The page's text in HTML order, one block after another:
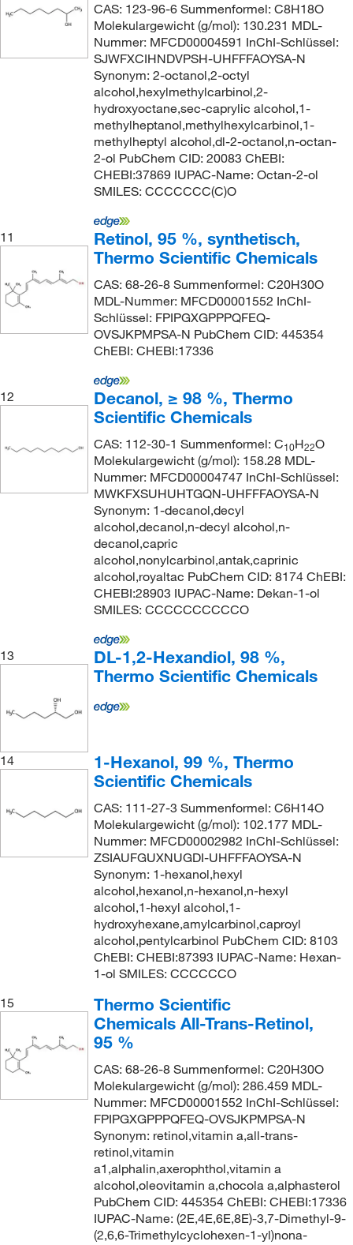
CAS: 123-96-6 Summenformel: C8H18O
Molekulargewicht (g/mol): 130.231 MDL-
Nummer: MFCD00004591 InChI-Schlüssel:
SJWFXCIHNDVPSH-UHFFFAOYSA-N
Synonym: 2-octanol,2-octyl
alcohol,hexylmethylcarbinol,2-
hydroxyoctane,sec-caprylic alcohol,1-
methylheptanol,methylhexylcarbinol,1-
methylheptyl alcohol,dl-2-octanol,n-octan-
2-ol PubChem CID: 20083 ChEBI:
CHEBI:37869 IUPAC-Name: Octan-2-ol
SMILES: CCCCCCC(C)O
11
Retinol, 95 %, synthetisch,
Thermo Scientific Chemicals
CAS: 68-26-8 Summenformel: C20H30O
MDL-Nummer: MFCD00001552 InChI-
Schlüssel: FPIPGXGPPPQFEQ-
OVSJKPMPSA-N PubChem CID: 445354
ChEBI: CHEBI:17336
12
Decanol, ≥ 98 %, Thermo
Scientific Chemicals
CAS: 112-30-1 Summenformel: C10H22O
Molekulargewicht (g/mol): 158.28 MDL-
Nummer: MFCD00004747 InChI-Schlüssel:
MWKFXSUHUHTGQN-UHFFFAOYSA-N
Synonym: 1-decanol,decyl
alcohol,decanol,n-decyl alcohol,n-
decanol,capric
alcohol,nonylcarbinol,antak,caprinic
alcohol,royaltac PubChem CID: 8174 ChEBI:
CHEBI:28903 IUPAC-Name: Dekan-1-ol
SMILES: CCCCCCCCCCO
13
DL-1,2-Hexandiol, 98 %,
Thermo Scientific Chemicals
14
1-Hexanol, 99 %, Thermo
Scientific Chemicals
CAS: 111-27-3 Summenformel: C6H14O
Molekulargewicht (g/mol): 102.177 MDL-
Nummer: MFCD00002982 InChI-Schlüssel:
ZSIAUFGUXNUGDI-UHFFFAOYSA-N
Synonym: 1-hexanol,hexyl
alcohol,hexanol,n-hexanol,n-hexyl
alcohol,1-hexyl alcohol,1-
hydroxyhexane,amylcarbinol,caproyl
alcohol,pentylcarbinol PubChem CID: 8103
ChEBI: CHEBI:87393 IUPAC-Name: Hexan-
1-ol SMILES: CCCCCCO
15
Thermo Scientific
Chemicals All-Trans-Retinol,
95 %
CAS: 68-26-8 Summenformel: C20H30O
Molekulargewicht (g/mol): 286.459 MDL-
Nummer: MFCD00001552 InChI-Schlüssel:
FPIPGXGPPPQFEQ-OVSJKPMPSA-N
Synonym: retinol,vitamin a,all-trans-
retinol,vitamin
a1,alphalin,axerophthol,vitamin a
alcohol,oleovitamin a,chocola a,alphasterol
PubChem CID: 445354 ChEBI: CHEBI:17336
IUPAC-Name: (2E,4E,6E,8E)-3,7-Dimethyl-9-
(2,6,6-Trimethylcyclohexen-1-yl)nona-